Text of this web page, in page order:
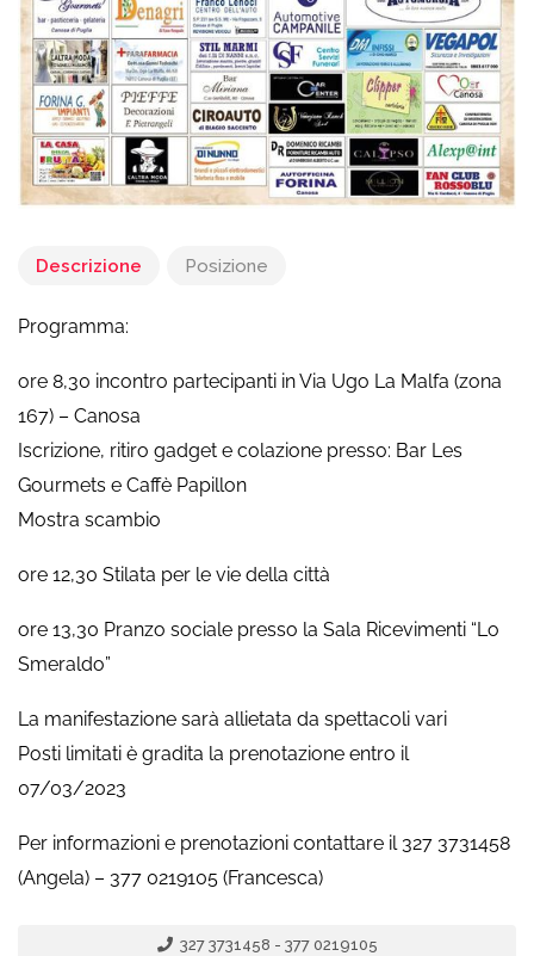
Descrizione Posizione
Programma:
ore 8,30 incontro partecipanti in Via Ugo La Malfa (zona
167) – Canosa
Iscrizione, ritiro gadget e colazione presso: Bar Les
Gourmets e Caffè Papillon
Mostra scambio
ore 12,30 Stilata per le vie della città
ore 13,30 Pranzo sociale presso la Sala Ricevimenti “Lo
Smeraldo”
La manifestazione sarà allietata da spettacoli vari
Posti limitati è gradita la prenotazione entro il
07/03/2023
Per informazioni e prenotazioni contattare il 327 3731458
(Angela) – 377 0219105 (Francesca)
327 3731458 - 377 0219105